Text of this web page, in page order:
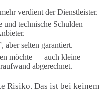
verdient der Dienstleister.
technische Schulden
aber selten garantiert.
möchte — auch kleine —
abgerechnet.
Risiko. Das ist bei keinem